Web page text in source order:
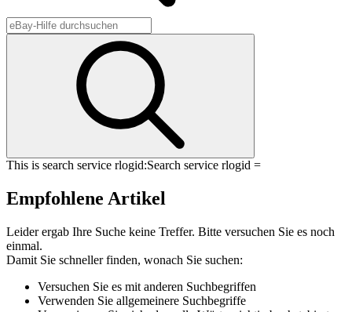
This is search service rlogid:Search service rlogid =
Empfohlene Artikel
Leider ergab Ihre Suche keine Treffer. Bitte versuchen Sie es noch
einmal.
Damit Sie schneller finden, wonach Sie suchen:
Versuchen Sie es mit anderen Suchbegriffen
Verwenden Sie allgemeinere Suchbegriffe